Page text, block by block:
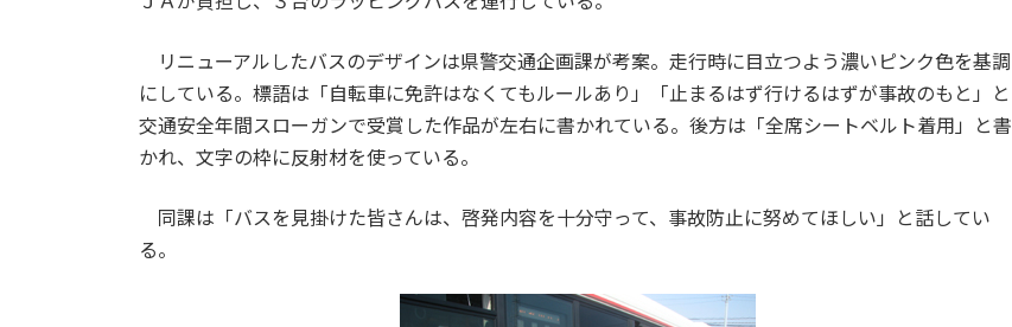
リニューアルしたバスのデザインは県警交通企画課が考案。走行時に目立つよう濃いピンク色を基調
にしている。標語は「自転車に免許はなくてもルールあり」「止まるはず行けるはずが事故のもと」と
交通安全年間スローガンで受賞した作品が左右に書かれている。後方は「全席シートベルト着用」と書
かれ、文字の枠に反射材を使っている。
同課は「バスを見掛けた皆さんは、啓発内容を十分守って、事故防止に努めてほしい」と話してい
る。